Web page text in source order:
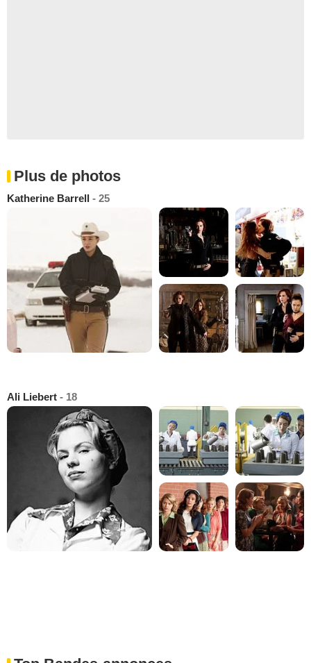
Plus de photos
Katherine Barrell - 25
Ali Liebert - 18